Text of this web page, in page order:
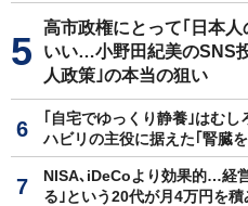
高市政権にとって｢日本人
いい…小野田紀美のSNS
人政策｣の本当の狙い
｢自宅でゆっくり静養｣はむ
ハビリの主役に据えた｢腎臓
NISA､iDeCoより効果的…経
る｣という20代が月4万円を